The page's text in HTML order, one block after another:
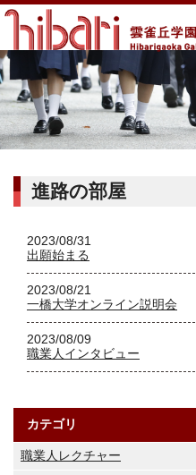
進路の部屋
2023/08/31
出願始まる
2023/08/21
一橋大学オンライン説明会
2023/08/09
職業人インタビュー
カテゴリ
職業人レクチャー